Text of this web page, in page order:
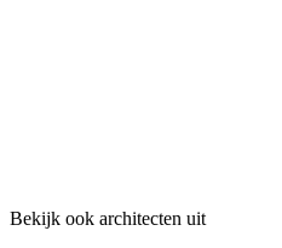
Bekijk ook architecten uit